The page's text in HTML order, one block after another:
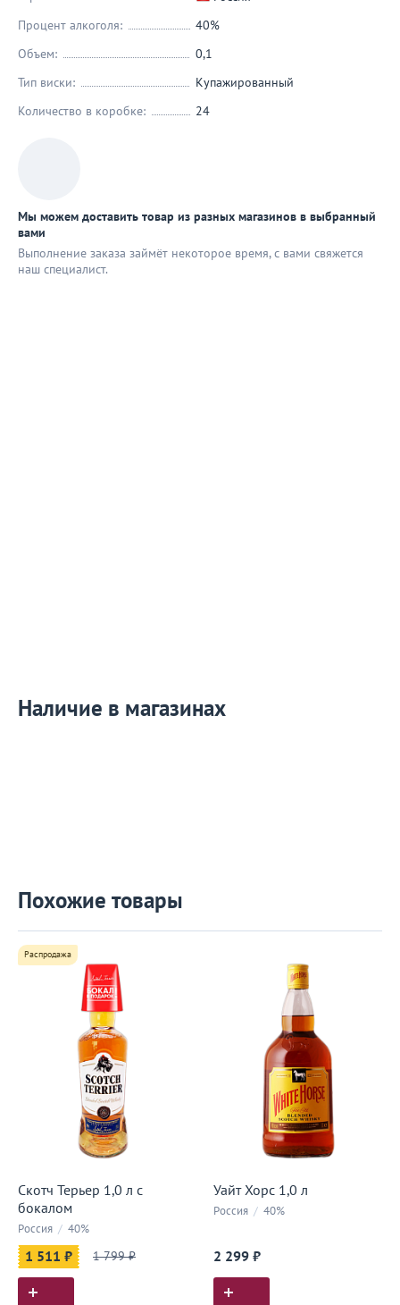
Процент алкоголя:
40%
Объем:
0,1
Тип виски:
Купажированный
Количество в коробке:
24
Мы можем доставить товар из разных магазинов в выбранный
вами
Выполнение заказа займёт некоторое время, с вами свяжется
наш специaлист.
Наличие в магазинах
Похожие товары
Распродажа
Скотч Терьер 1,0 л с
бокалом
Россия / 40%
1 511 ₽ 1 799 ₽
Уайт Хорс 1,0 л
Россия / 40%
2 299 ₽